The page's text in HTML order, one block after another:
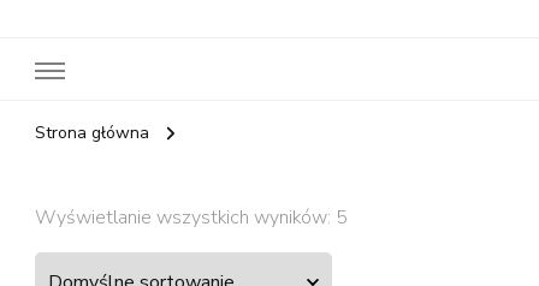
Strona główna
Wyświetlanie wszystkich wyników: 5